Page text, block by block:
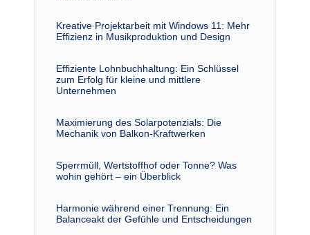
Kreative Projektarbeit mit Windows 11: Mehr
Effizienz in Musikproduktion und Design
Effiziente Lohnbuchhaltung: Ein Schlüssel
zum Erfolg für kleine und mittlere
Unternehmen
Maximierung des Solarpotenzials: Die
Mechanik von Balkon-Kraftwerken
Sperrmüll, Wertstoffhof oder Tonne? Was
wohin gehört – ein Überblick
Harmonie während einer Trennung: Ein
Balanceakt der Gefühle und Entscheidungen